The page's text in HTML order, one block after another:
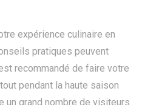
expérience culinaire en
pratiques peuvent
recommandé de faire votre
pendant la haute saison
grand nombre de visiteurs.